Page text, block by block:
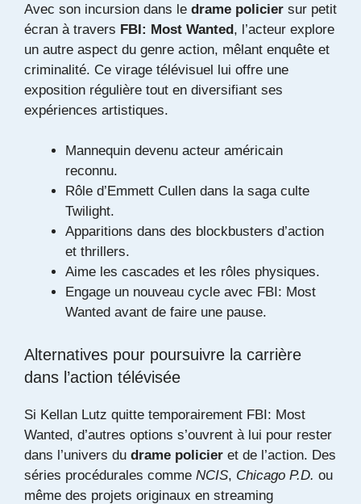
Avec son incursion dans le drame policier sur petit
écran à travers FBI: Most Wanted, l’acteur explore
un autre aspect du genre action, mêlant enquête et
criminalité. Ce virage télévisuel lui offre une
exposition régulière tout en diversifiant ses
expériences artistiques.
Mannequin devenu acteur américain
reconnu.
Rôle d’Emmett Cullen dans la saga culte
Twilight.
Apparitions dans des blockbusters d’action
et thrillers.
Aime les cascades et les rôles physiques.
Engage un nouveau cycle avec FBI: Most
Wanted avant de faire une pause.
Alternatives pour poursuivre la carrière
dans l’action télévisée
Si Kellan Lutz quitte temporairement FBI: Most
Wanted, d’autres options s’ouvrent à lui pour rester
dans l’univers du drame policier et de l’action. Des
séries procédurales comme NCIS, Chicago P.D. ou
même des projets originaux en streaming